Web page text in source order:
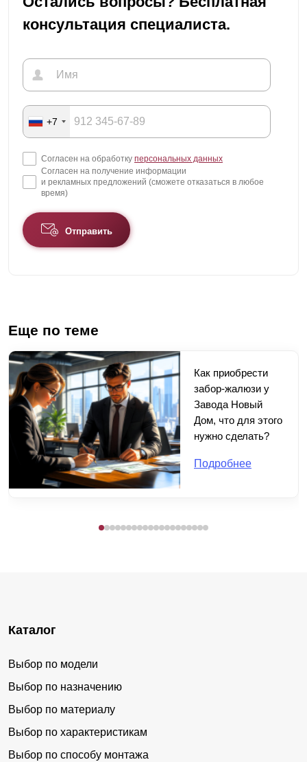
консультация специалиста.
+7
Согласен на обработку персональных данных
Согласен на получение информации
и рекламных предложений (сможете отказаться в любое
время)
Отправить
Еще по теме
Как приобрести
забор-жалюзи у
Завода Новый
Дом, что для этого
нужно сделать?
Подробнее
Каталог
Выбор по модели
Выбор по назначению
Выбор по материалу
Выбор по характеристикам
Выбор по способу монтажа